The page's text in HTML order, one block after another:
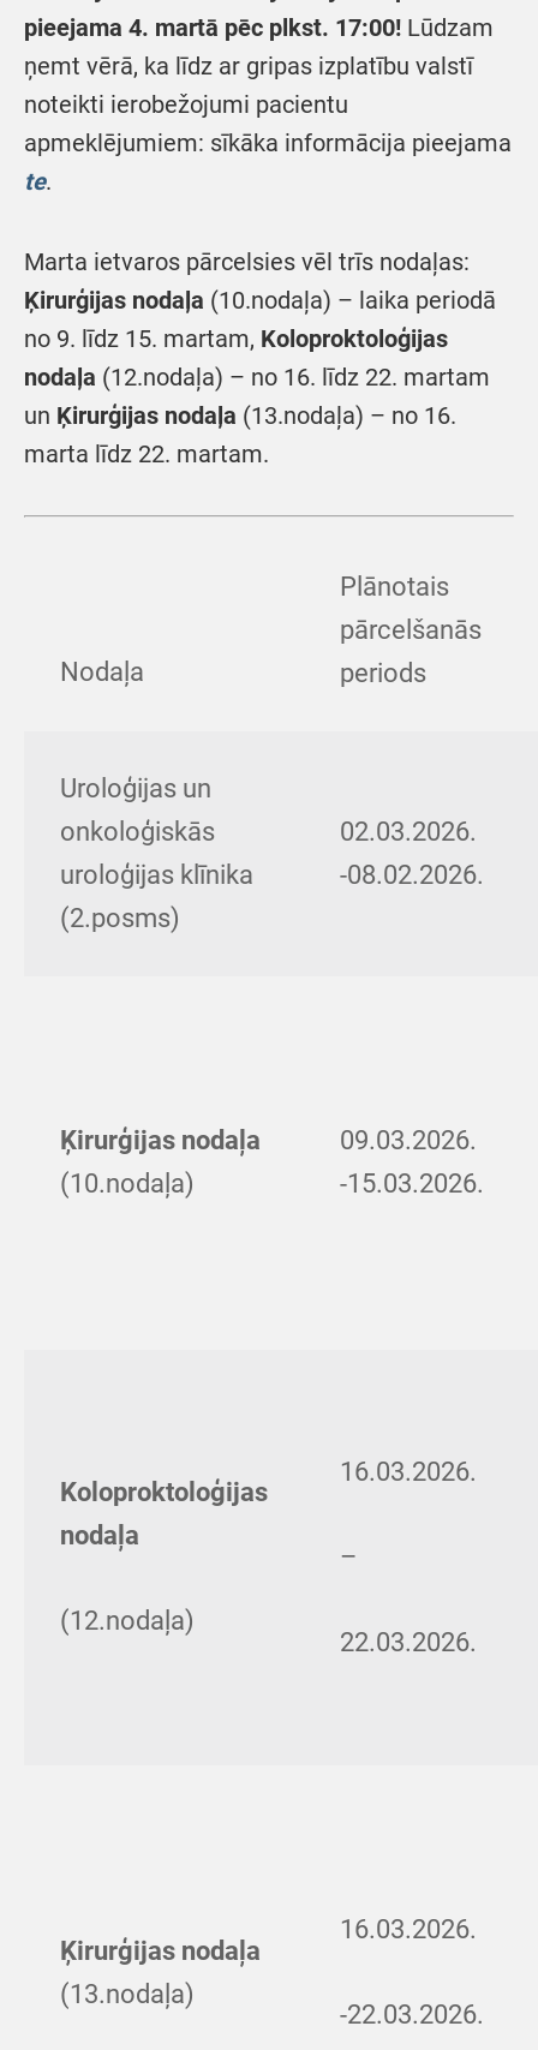
pieejama 4. martā pēc plkst. 17:00! Lūdzam
ņemt vērā, ka līdz ar gripas izplatību valstī
noteikti ierobežojumi pacientu
apmeklējumiem: sīkāka informācija pieejama
te.
Marta ietvaros pārcelsies vēl trīs nodaļas:
Ķirurģijas nodaļa (10.nodaļa) – laika periodā
no 9. līdz 15. martam, Koloproktoloģijas
nodaļa (12.nodaļa) – no 16. līdz 22. martam
un Ķirurģijas nodaļa (13.nodaļa) – no 16.
marta līdz 22. martam.
Nodaļa
Plānotais
pārcelšanās
periods
Uroloģijas un
onkoloģiskās
uroloģijas klīnika
(2.posms)
02.03.2026.
-08.02.2026.
Ķirurģijas nodaļa
(10.nodaļa)
09.03.2026.
-15.03.2026.
Koloproktoloģijas
nodaļa
(12.nodaļa)
16.03.2026.
–
22.03.2026.
Ķirurģijas nodaļa
(13.nodaļa)
16.03.2026.
-22.03.2026.